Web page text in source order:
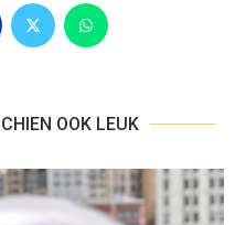
OOK LEUK